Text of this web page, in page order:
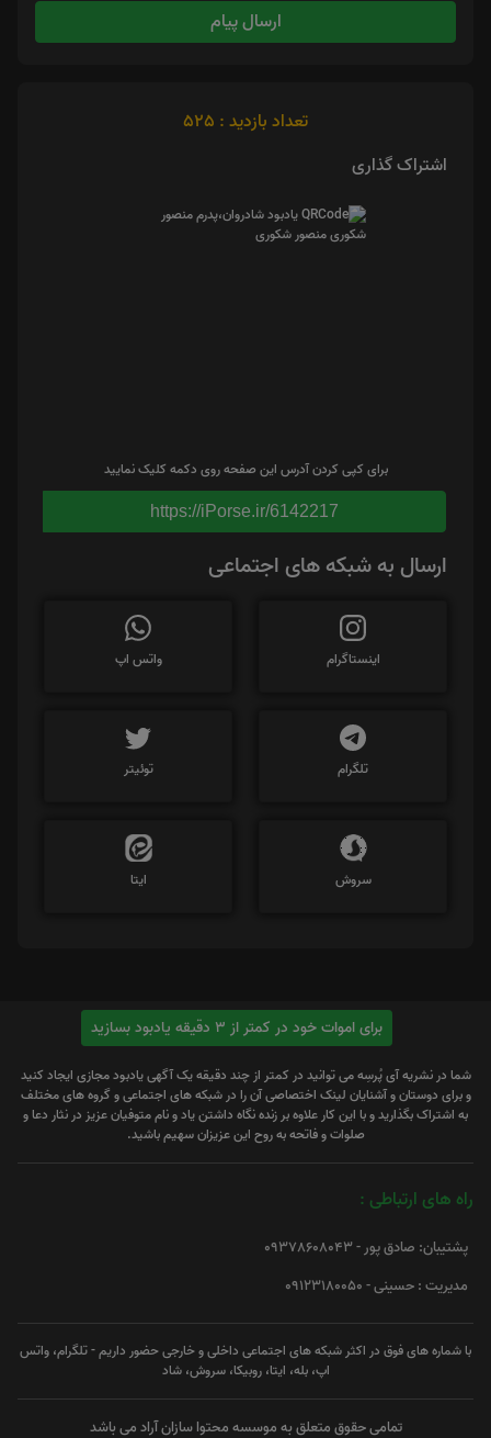
ارسال پیام
تعداد بازدید : 525
اشتراک گذاری
برای کپی کردن آدرس این صفحه روی دکمه کلیک نمایید
https://iPorse.ir/6142217
ارسال به شبکه های اجتماعی
اینستاگرام واتس اپ
تلگرام توئیتر
سروش ایتا
برای اموات خود در کمتر از 3 دقیقه یادبود بسازید
شما در نشریه آی پُرسِه می توانید در کمتر از چند دقیقه یک آگهی یادبود مجازی ایجاد کنید
و برای دوستان و آشنایان لینک اختصاصی آن را در شبکه های اجتماعی و گروه های مختلف
به اشتراک بگذارید و با این کار علاوه بر زنده نگاه داشتن یاد و نام متوفیان عزیز در نثار دعا و
صلوات و فاتحه به روح این عزیزان سهیم باشید.
راه های ارتباطی :
پشتیبان: صادق پور - 09378608043
مدیریت : حسینی - 09123180050
با شماره های فوق در اکثر شبکه های اجتماعی داخلی و خارجی حضور داریم - تلگرام، واتس
اپ، بله، ایتا، روبیکا، سروش، شاد
تمامی حقوق متعلق به موسسه محتوا سازان آراد می باشد